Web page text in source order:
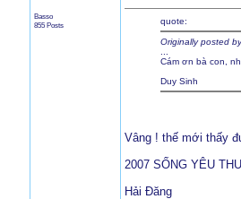
Basso
855 Posts
quote:
Originally posted
Cám ơn bà con,
Duy Sinh
Vâng ! thế mới thấy
2007 SỐNG YÊU
Hải Đăng